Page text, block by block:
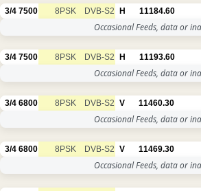
11184.60
H
DVB-S2
8PSK
7500
3/4
Occasional Feeds, data or
11193.60
H
DVB-S2
8PSK
7500
3/4
Occasional Feeds, data or
11460.30
V
DVB-S2
8PSK
6800
3/4
Occasional Feeds, data or
11469.30
V
DVB-S2
8PSK
6800
3/4
Occasional Feeds, data or